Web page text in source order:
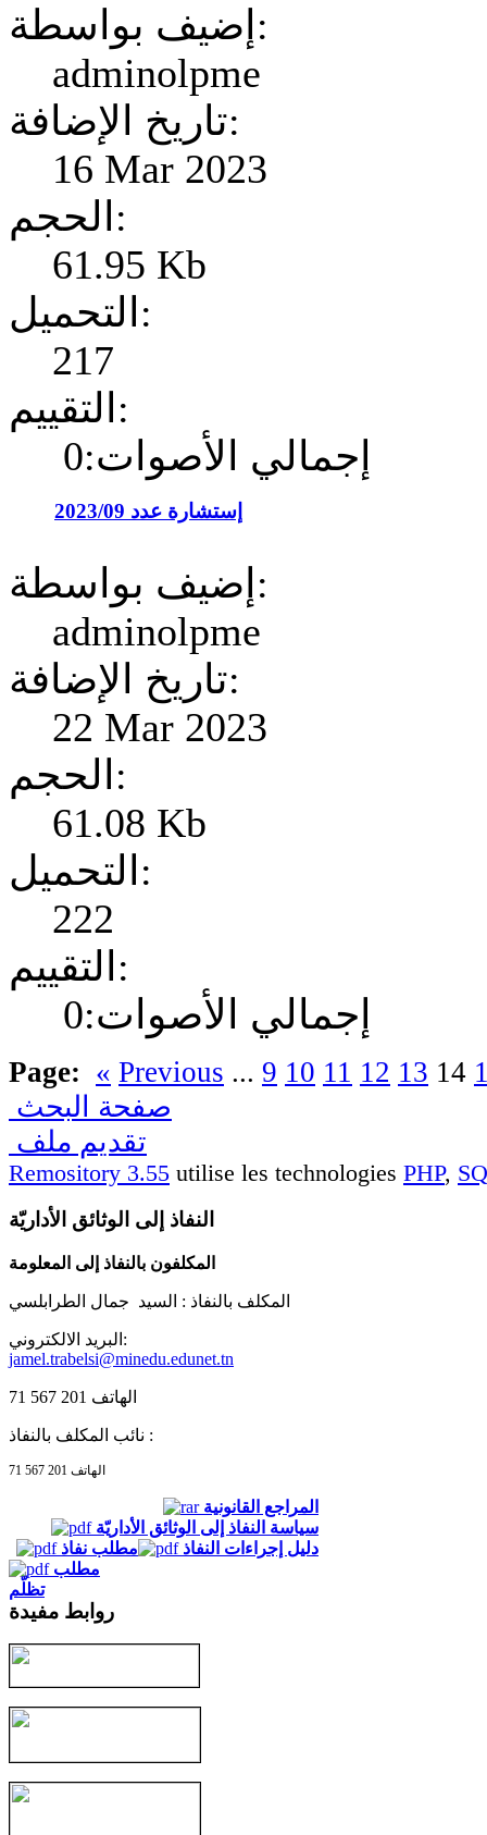
إضيف بواسطة:
adminolpme
تاريخ الإضافة:
16 Mar 2023
الحجم:
61.95 Kb
التحميل:
217
التقييم:
إجمالي الأصوات:0
إستشارة عدد 2023/09
إضيف بواسطة:
adminolpme
تاريخ الإضافة:
22 Mar 2023
الحجم:
61.08 Kb
التحميل:
222
التقييم:
إجمالي الأصوات:0
Page: « Previous ... 9 10 11 12 13 14
صفحة البحث
تقديم ملف
Remository 3.55 utilise les technologies PHP,
النفاذ إلى الوثائق الأداريّة
المكلفون بالنفاذ إلى المعلومة
المكلف بالنفاذ : السيد جمال الطرابلسي
البريد الالكتروني:
jamel.trabelsi@minedu.edunet.tn
نائب المكلف بالنفاذ :
المراجع القانونية
سياسة النفاذ إلى الوثائق الأداريّة
دليل إجراءات النفاذ
مطلب نفاذ
مطلب
تظلّم
روابط مفيدة